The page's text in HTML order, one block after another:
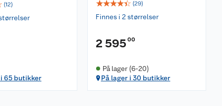
(12)
i 65 butikker
☆☆☆☆☆ (29)
Finnes i 2 størrelser
2 595 00
På lager (6-20)
På lager i 30 butikker